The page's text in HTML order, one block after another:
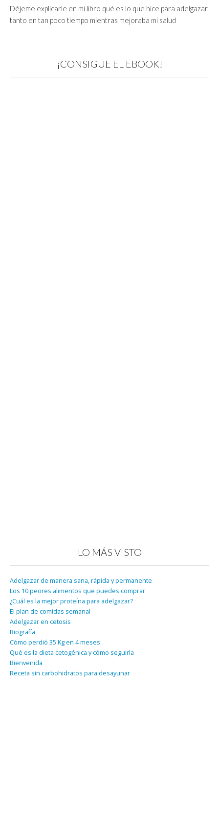
Déjeme explicarle en mi libro qué es lo que hice para adelgazar
tanto en tan poco tiempo mientras mejoraba mi salud
¡CONSIGUE EL EBOOK!
LO MÁS VISTO
Adelgazar de manera sana, rápida y permanente
Los 10 peores alimentos que puedes comprar
¿Cuál es la mejor proteína para adelgazar?
El plan de comidas semanal
Adelgazar en cetosis
Biografía
Cómo perdió 35 Kg en 4 meses
Qué es la dieta cetogénica y cómo seguirla
Bienvenida
Receta sin carbohidratos para desayunar